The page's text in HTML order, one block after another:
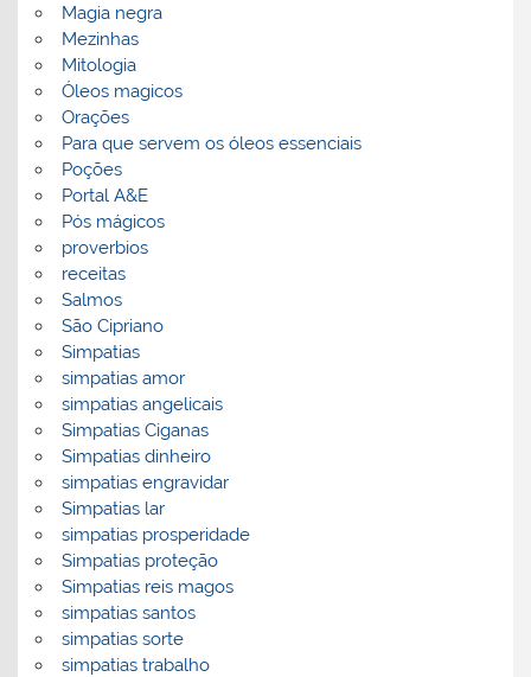
Magia negra
Mezinhas
Mitologia
Óleos magicos
Orações
Para que servem os óleos essenciais
Poções
Portal A&E
Pós mágicos
proverbios
receitas
Salmos
São Cipriano
Simpatias
simpatias amor
simpatias angelicais
Simpatias Ciganas
Simpatias dinheiro
simpatias engravidar
Simpatias lar
simpatias prosperidade
Simpatias proteção
Simpatias reis magos
simpatias santos
simpatias sorte
simpatias trabalho